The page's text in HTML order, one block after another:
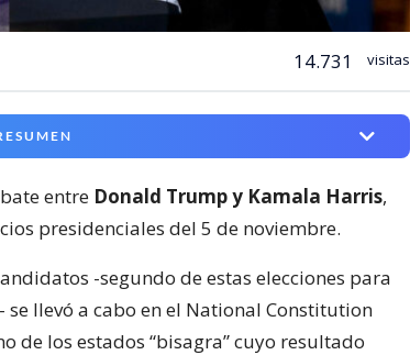
14.731 visitas
entre Donald Trump y Kamala Harris,
presidenciales del 5 de noviembre.
-segundo de estas elecciones para
llevó a cabo en el National Constitution
de los estados “bisagra” cuyo resultado